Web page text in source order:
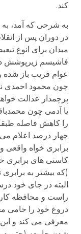
کند.
به شرحی که آمد، به
در دوران پس از
میدان برای انوع
فاشیسم زیرپوشش
عوام فریب باز
چون محمود احمدی
پرچمدار عدالت
یا آدمی چون
را کاهش فاصله
چهار درصد اعلام
برابری خواه
کاستی های برابری
(که بیشتر به
البته در جای خود
راست و محافظه کار
دروغ خود را حامی
معرفی می کند و این